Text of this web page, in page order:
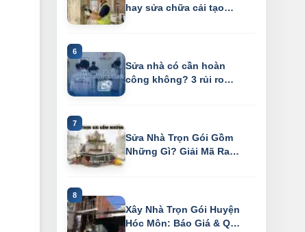
hay sửa chữa cải tạo
Sửa nhà có cần hoàn
công không? 3 rủi ro
Sửa Nhà Trọn Gói Gồm
Những Gì? Giải Mã Ranh
Xây Nhà Trọn Gói Huyện
Hóc Môn: Báo Giá & Quy